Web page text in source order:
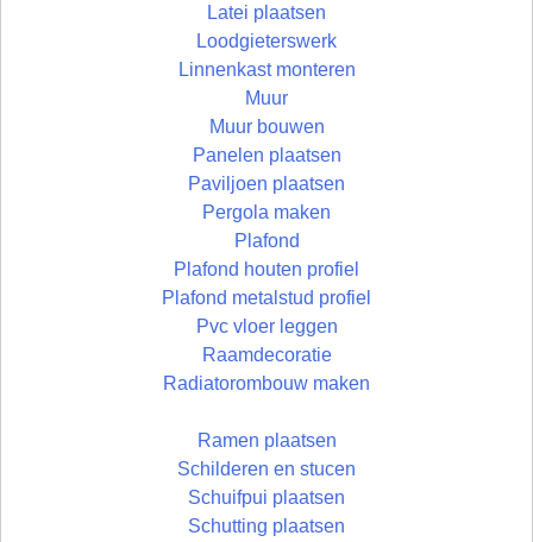
Latei plaatsen
Loodgieterswerk
Linnenkast monteren
Muur
Muur bouwen
Panelen plaatsen
Paviljoen plaatsen
Pergola maken
Plafond
Plafond houten profiel
Plafond metalstud profiel
Pvc vloer leggen
Raamdecoratie
Radiatorombouw maken
Ramen plaatsen
Schilderen en stucen
Schuifpui plaatsen
Schutting plaatsen